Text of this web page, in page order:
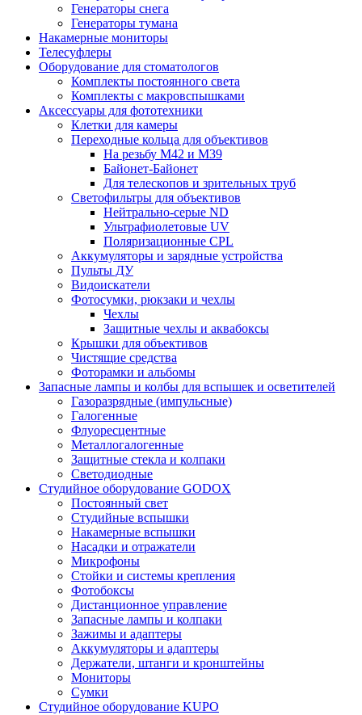
Генераторы снега
Генераторы тумана
Накамерные мониторы
Телесуфлеры
Оборудование для стоматологов
Комплекты постоянного света
Комплекты с макровспышками
Аксессуары для фототехники
Клетки для камеры
Переходные кольца для объективов
На резьбу М42 и М39
Байонет-Байонет
Для телескопов и зрительных труб
Светофильтры для объективов
Нейтрально-серые ND
Ультрафиолетовые UV
Поляризационные CPL
Аккумуляторы и зарядные устройства
Пульты ДУ
Видоискатели
Фотосумки, рюкзаки и чехлы
Чехлы
Защитные чехлы и аквабоксы
Крышки для объективов
Чистящие средства
Фоторамки и альбомы
Запасные лампы и колбы для вспышек и осветителей
Газоразрядные (импульсные)
Галогенные
Флуоресцентные
Металлогалогенные
Защитные стекла и колпаки
Светодиодные
Студийное оборудование GODOX
Постоянный свет
Студийные вспышки
Накамерные вспышки
Насадки и отражатели
Микрофоны
Стойки и системы крепления
Фотобоксы
Дистанционное управление
Запасные лампы и колпаки
Зажимы и адаптеры
Аккумуляторы и адаптеры
Держатели, штанги и кронштейны
Мониторы
Сумки
Студийное оборудование KUPO